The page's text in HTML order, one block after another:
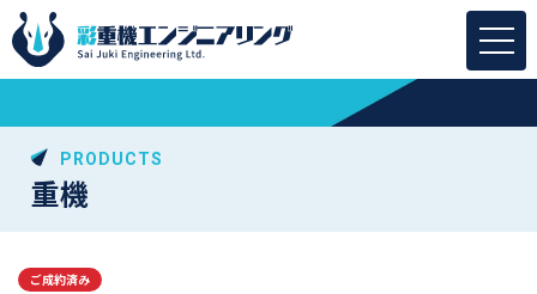
PRODUCTS
重機
ご成約済み